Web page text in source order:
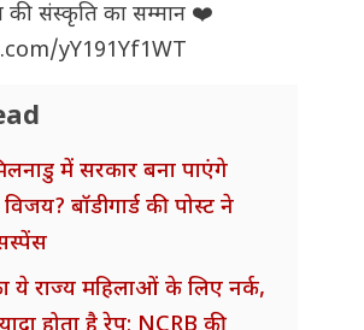
की संस्कृति का सम्मान ❤️
yY191Yf1WT
में सरकार बना पाएंगे
बॉडीगार्ड की पोस्ट ने
ये राज्य महिलाओं के लिए नर्क,